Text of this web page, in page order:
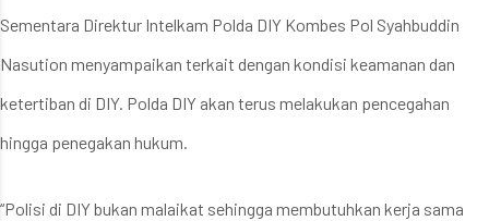
Sementara Direktur Intelkam Polda DIY Kombes Pol Syahbuddin
Nasution menyampaikan terkait dengan kondisi keamanan dan
ketertiban di DIY. Polda DIY akan terus melakukan pencegahan
hingga penegakan hukum.
“Polisi di DIY bukan malaikat sehingga membutuhkan kerja sama